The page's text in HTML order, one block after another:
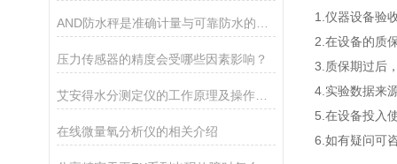
压力传感器的精度会受哪些因素影响？
艾安得水分测定仪的工作原理及操作指南
在线微量氧分析仪的相关介绍
1.仪器设备验
2.在设备的质
3.质保期过后
4.实验数据来
5.在设备投入
6.如有疑问可